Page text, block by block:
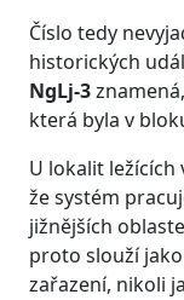
Číslo tedy
historických
NgLj-3
která byla v
U lokalit ležících
že systém
jižnějších
proto slouží
zařazení, nikoli